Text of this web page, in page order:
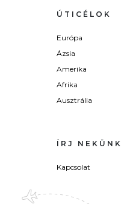
ÚTICÉLOK
Európa
Ázsia
Amerika
Afrika
Ausztrália
ÍRJ NEKÜNK
Kapcsolat